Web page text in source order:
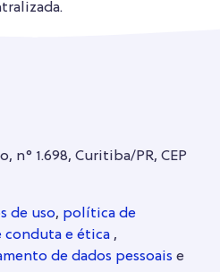
n° 1.698, Curitiba/PR, CEP
de uso, política de
conduta e ética ,
de dados pessoais e